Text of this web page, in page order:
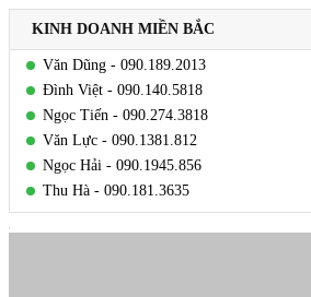
KINH DOANH MIỀN BẮC
Văn Dũng - 090.189.2013
Đình Việt - 090.140.5818
Ngọc Tiến - 090.274.3818
Văn Lực - 090.1381.812
Ngọc Hải - 090.1945.856
Thu Hà - 090.181.3635